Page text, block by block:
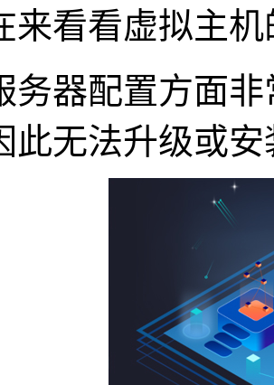
看看虚拟主机
配置方面非
此无法升级或